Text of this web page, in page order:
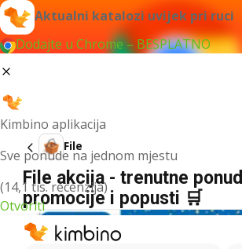
Aktualni katalozi uvijek pri ruci
Dodajte u Chrome – BESPLATNO
Kimbino aplikacija
Sve ponude na jednom mjestu
(14,1 tis. recenzija)
Otvoriti
File
File akcija - trenutne
promocije i popusti 🛒